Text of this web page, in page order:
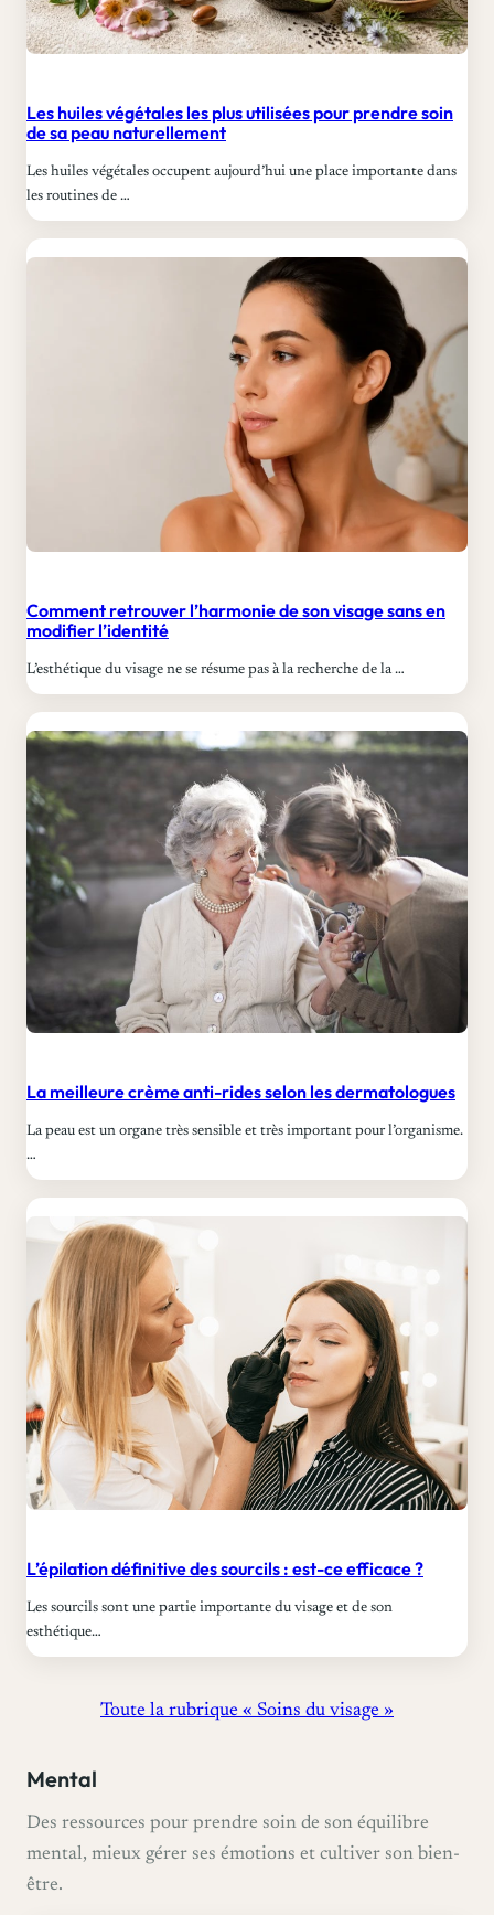
Les huiles végétales les plus utilisées pour prendre soin
de sa peau naturellement
Les huiles végétales occupent aujourd’hui une place importante dans
les routines de …
Comment retrouver l’harmonie de son visage sans en
modifier l’identité
L’esthétique du visage ne se résume pas à la recherche de la …
La meilleure crème anti-rides selon les dermatologues
La peau est un organe très sensible et très important pour l’organisme.
…
L’épilation définitive des sourcils : est-ce efficace ?
Les sourcils sont une partie importante du visage et de son
esthétique…
Toute la rubrique « Soins du visage »
Mental
Des ressources pour prendre soin de son équilibre
mental, mieux gérer ses émotions et cultiver son bien-
être.